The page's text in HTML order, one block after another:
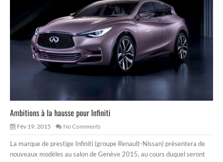
Ambitions à la hausse pour Infiniti
Fév 19, 2015 No Comments
La marque de prestige Infiniti (groupe Renault-Nissan) présentera de
nouveaux modèles au salon de Genève 2015, au cours duquel seront